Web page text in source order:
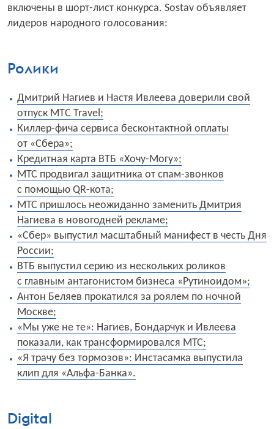
включены в шорт-лист конкурса. Sostav объявляет
лидеров народного голосования:
Ролики
Дмитрий Нагиев и Настя Ивлеева доверили свой
отпуск МТC Travel;
Киллер-фича сервиса бесконтактной оплаты
от «Сбера»;
Кредитная карта ВТБ «Хочу-Могу»;
МТС продвигал защитника от спам-звонков
с помощью QR-кота;
МТС пришлось неожиданно заменить Дмитрия
Нагиева в новогодней рекламе;
«Сбер» выпустил масштабный манифест в честь Дня
России;
ВТБ выпустил серию из нескольких роликов
с главным антагонистом бизнеса «Рутиноидом»;
Антон Беляев прокатился за роялем по ночной
Москве;
«Мы уже не те»: Нагиев, Бондарчук и Ивлеева
показали, как трансформировался МТС;
«Я трачу без тормозов»: Инстасамка выпустила
клип для «Альфа-Банка».
Digital